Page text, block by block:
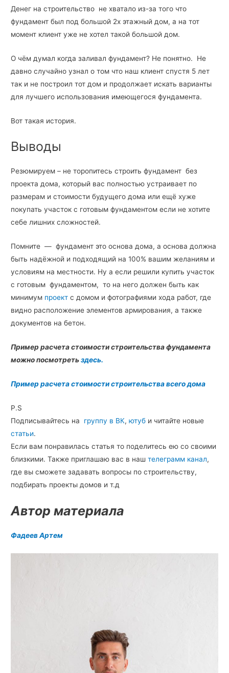
Денег на строительство не хватало из-за того что
фундамент был под большой 2х этажный дом, а на тот
момент клиент уже не хотел такой большой дом.
О чём думал когда заливал фундамент? Не понятно. Не
давно случайно узнал о том что наш клиент спустя 5 лет
так и не построил тот дом и продолжает искать варианты
для лучшего использования имеющегося фундамента.
Вот такая история.
Выводы
Резюмируем – не торопитесь строить фундамент без
проекта дома, который вас полностью устраивает по
размерам и стоимости будущего дома или ещё хуже
покупать участок с готовым фундаментом если не хотите
себе лишних сложностей.
Помните — фундамент это основа дома, а основа должна
быть надёжной и подходящий на 100% вашим желаниям и
условиям на местности. Ну а если решили купить участок
с готовым фундаментом, то на него должен быть как
минимум проектс домом и фотографиями хода работ, где
видно расположение элементов армирования, а также
документов на бетон.
Пример расчета стоимости строительства фундамента
можно посмотретьздесь.
Пример расчета стоимости строительства всего дома
P.S
Подписывайтесь на группу в ВК,ютуб и читайте новые
статьи.
Если вам понравилась статья то поделитесь ею со своими
близкими. Также приглашаю вас в наштелеграмм канал,
где вы сможете задавать вопросы по строительству,
подбирать проекты домов и т.д
Автор материала
Фадеев Артем